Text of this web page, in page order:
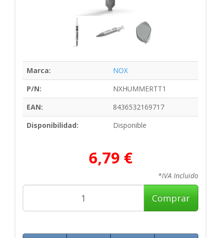
Marca:
NOX
P/N:
NXHUMMERTT1
EAN:
8436532169717
Disponibilidad:
Disponible
6,79 €
*IVA Incluido
Comprar